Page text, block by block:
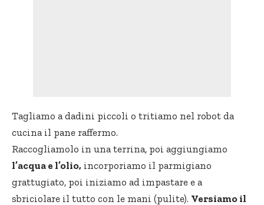
Tagliamo a dadini piccoli o tritiamo nel robot da
cucina il pane raffermo.
Raccogliamolo in una terrina, poi aggiungiamo
l’acqua e l’olio, incorporiamo il parmigiano
grattugiato, poi iniziamo ad impastare e a
sbriciolare il tutto con le mani (pulite). Versiamo il